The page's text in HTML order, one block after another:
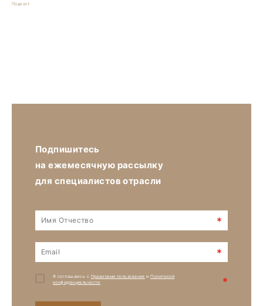
Подкаст
Подпишитесь
на ежемесячную рассылку
для специалистов отрасли
*
*
Я соглашаюсь с Правилами пользования иПолитикой
конфиденциальности
*